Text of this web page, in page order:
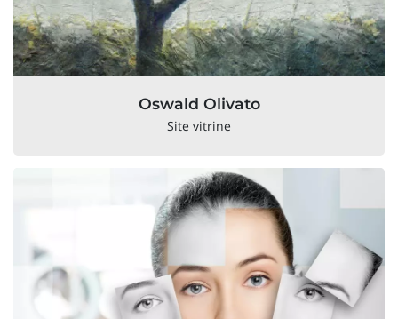
Oswald Olivato
Site vitrine